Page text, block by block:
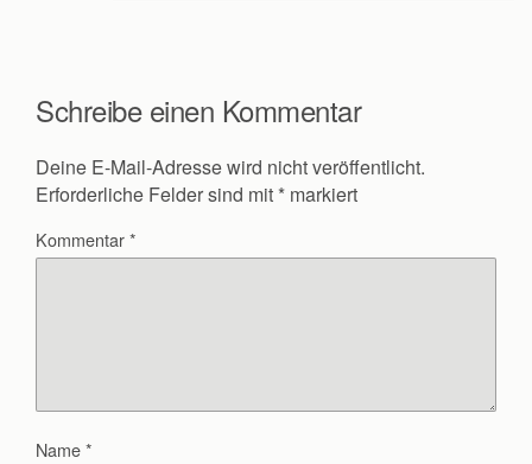
Schreibe einen Kommentar
Deine E-Mail-Adresse wird nicht veröffentlicht.
Erforderliche Felder sind mit * markiert
Kommentar*
Name*